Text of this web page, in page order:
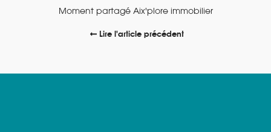
Moment partagé Aix'plore immobilier
Lire l'article précédent